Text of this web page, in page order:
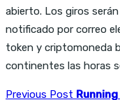
abierto. Los giros
notificado por correo
token y criptomoneda
continentes las horas
Previous Post